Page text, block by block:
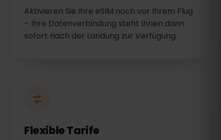
Aktivieren Sie Ihre eSIM noch vor Ihrem Flug
– Ihre Datenverbindung steht Ihnen dann
sofort nach der Landung zur Verfügung.
Flexible Tarife